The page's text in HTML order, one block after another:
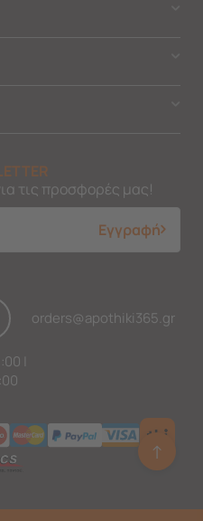
τις προσφορές μας!
Εγγραφή
orders@apothiki365.gr
|
↑